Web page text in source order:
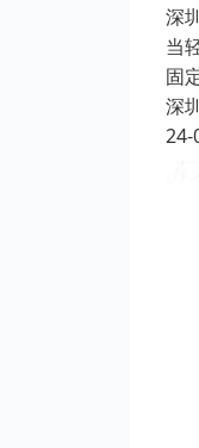
深
当
固
深
24-